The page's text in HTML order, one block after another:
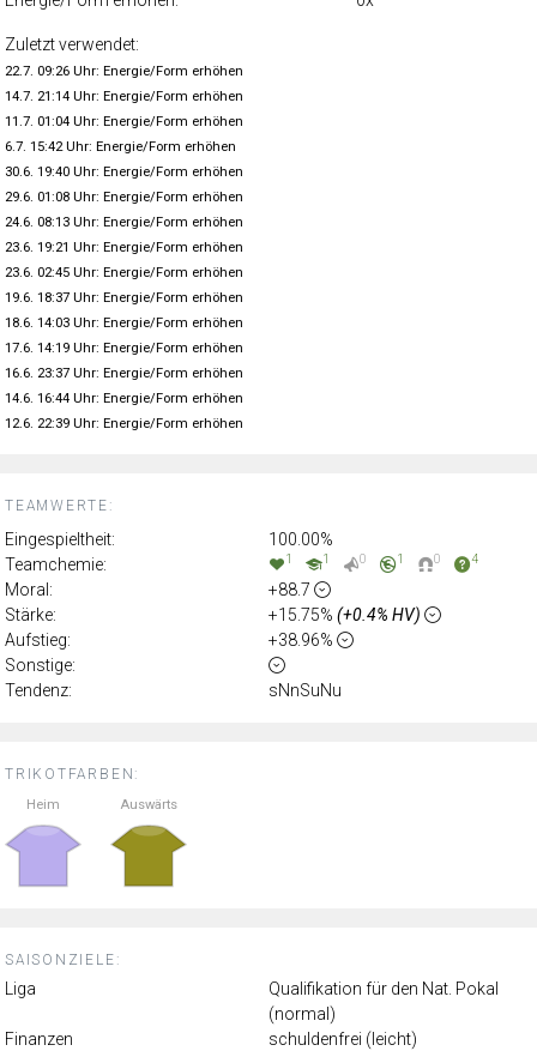
TRIKOTFARBEN:
Heim Auswärts
SAISONZIELE:
Liga
Qualifikation für den Nat. Pokal
(normal)
Finanzen
schuldenfrei (leicht)
TEAMWERTE:
Eingespieltheit:
100.00%
Teamchemie:
1 1 0 1 0 4
Moral:
+88.7
Stärke:
+15.75% (+0.4% HV)
Aufstieg:
+38.96%
Sonstige:
Tendenz:
sNnSuNu
Zuletzt verwendet:
22.7. 09:26 Uhr: Energie/Form erhöhen
14.7. 21:14 Uhr: Energie/Form erhöhen
11.7. 01:04 Uhr: Energie/Form erhöhen
6.7. 15:42 Uhr: Energie/Form erhöhen
30.6. 19:40 Uhr: Energie/Form erhöhen
29.6. 01:08 Uhr: Energie/Form erhöhen
24.6. 08:13 Uhr: Energie/Form erhöhen
23.6. 19:21 Uhr: Energie/Form erhöhen
23.6. 02:45 Uhr: Energie/Form erhöhen
19.6. 18:37 Uhr: Energie/Form erhöhen
18.6. 14:03 Uhr: Energie/Form erhöhen
17.6. 14:19 Uhr: Energie/Form erhöhen
16.6. 23:37 Uhr: Energie/Form erhöhen
14.6. 16:44 Uhr: Energie/Form erhöhen
12.6. 22:39 Uhr: Energie/Form erhöhen